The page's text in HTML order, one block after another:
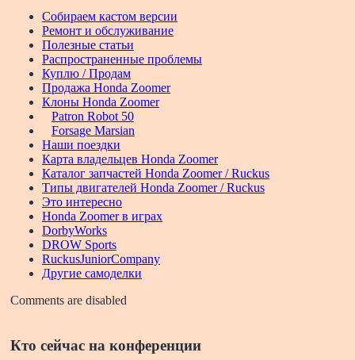
Собираем кастом версии
Ремонт и обслуживание
Полезные статьи
Распространенные проблемы
Куплю / Продам
Продажа Honda Zoomer
Клоны Honda Zoomer
Patron Robot 50
Forsage Marsian
Наши поездки
Карта владельцев Honda Zoomer
Каталог запчастей Honda Zoomer / Ruckus
Типы двигателей Honda Zoomer / Ruckus
Это интересно
Honda Zoomer в играх
DorbyWorks
DROW Sports
RuckusJuniorCompany
Другие самоделки
Comments are disabled
Кто сейчас на конференции